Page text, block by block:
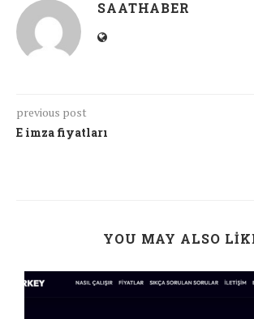
SAATHABER
previous post
E imza fiyatları
YOU MAY ALSO